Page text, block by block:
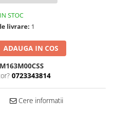
IN STOC
livrare: 1
ADAUGA IN COS
0723343814
Cere informatii